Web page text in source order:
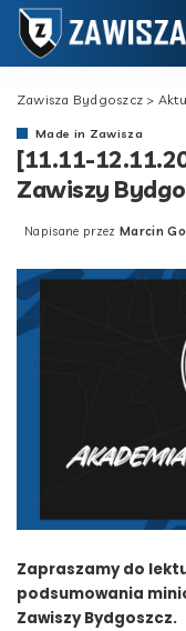
Zawisza Bydgoszcz >
Made in Zawisza
[11.11-
Zawiszy
Posted
Napisane przez Marcin
Zapraszamy do
podsumowania
Zawiszy Bydgoszcz.